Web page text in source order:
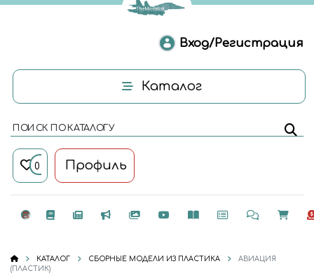
Вход/Регистрация
Каталог
ПОИСК ПО КАТАЛОГУ
0 Профиль
КАТАЛОГ СБОРНЫЕ МОДЕЛИ ИЗ ПЛАСТИКА
АВИАЦИЯ
(ПЛАСТИК)